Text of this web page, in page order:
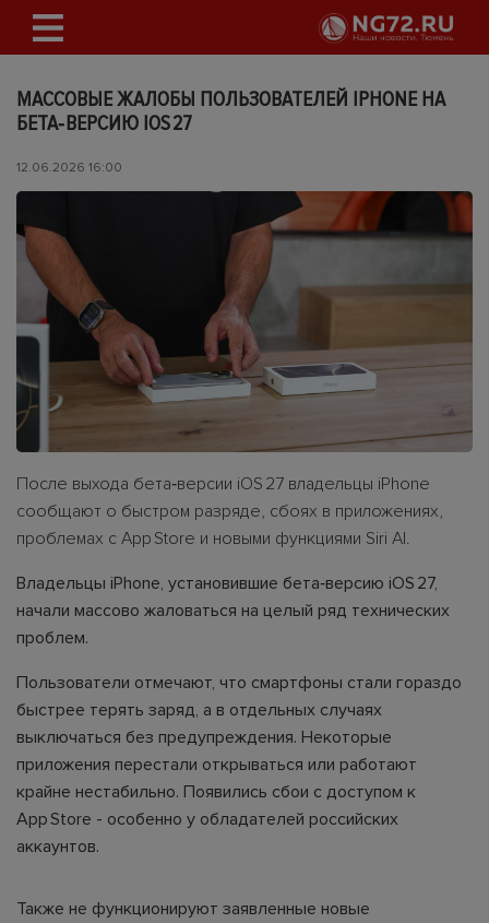
МАССОВЫЕ ЖАЛОБЫ ПОЛЬЗОВАТЕЛЕЙ IPHONE НА
БЕТА‑ВЕРСИЮ IOS 27
12.06.2026 16:00
После выхода бета‑версии iOS 27 владельцы iPhone
сообщают о быстром разряде, сбоях в приложениях,
проблемах с App Store и новыми функциями Siri AI.
Владельцы iPhone, установившие бета‑версию iOS 27,
начали массово жаловаться на целый ряд технических
проблем.
Пользователи отмечают, что смартфоны стали гораздо
быстрее терять заряд, а в отдельных случаях
выключаться без предупреждения. Некоторые
приложения перестали открываться или работают
крайне нестабильно. Появились сбои с доступом к
App Store - особенно у обладателей российских
аккаунтов.
Также не функционируют заявленные новые